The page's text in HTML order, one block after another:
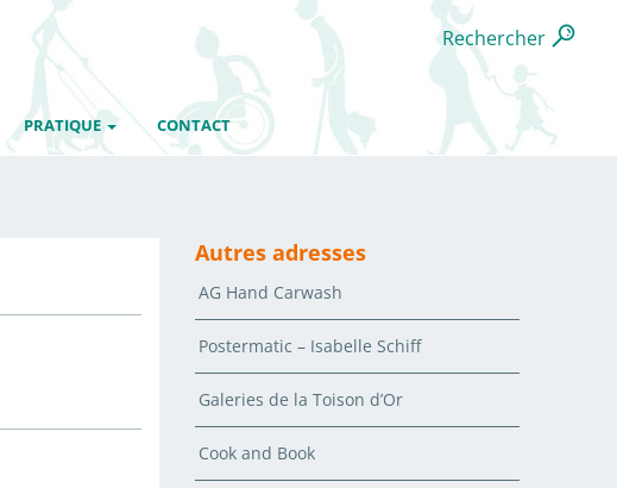
Rechercher
PRATIQUE CONTACT
Autres adresses
AG Hand Carwash
Postermatic – Isabelle Schiff
Galeries de la Toison d’Or
Cook and Book